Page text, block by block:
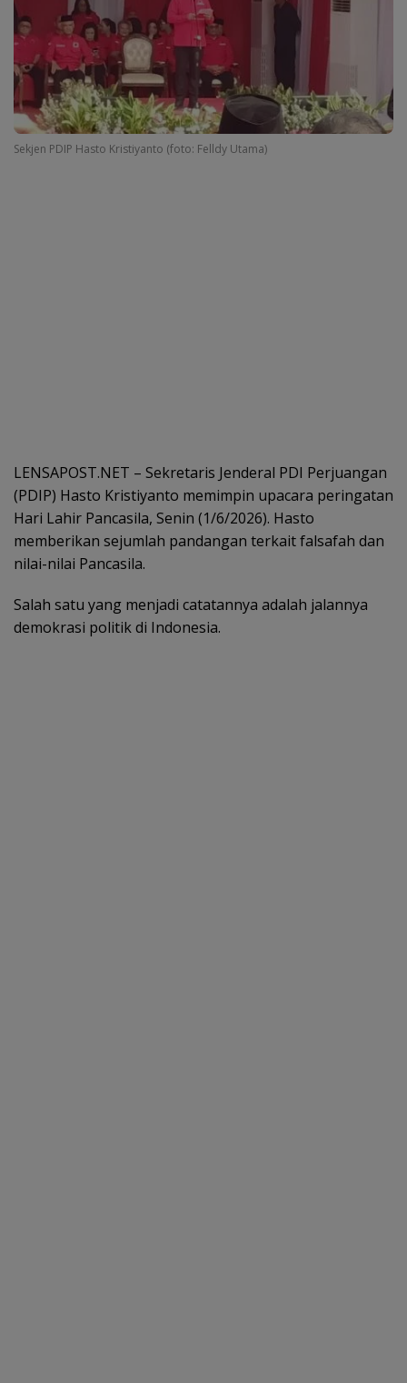
Sekjen PDIP Hasto Kristiyanto (foto: Felldy Utama)
LENSAPOST.NET – Sekretaris Jenderal PDI Perjuangan
(PDIP) Hasto Kristiyanto memimpin upacara peringatan
Hari Lahir Pancasila, Senin (1/6/2026). Hasto
memberikan sejumlah pandangan terkait falsafah dan
nilai-nilai Pancasila.
Salah satu yang menjadi catatannya adalah jalannya
demokrasi politik di Indonesia.